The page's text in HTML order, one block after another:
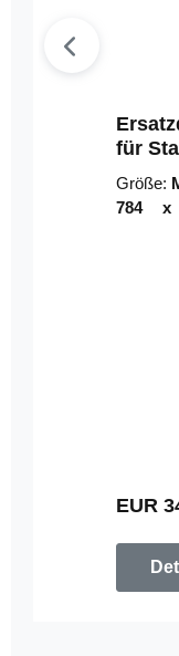
für
Riser
Größe:
784 x
EUR